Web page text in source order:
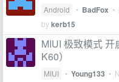
Android • BadFox •
bykerb15
MIUI 极致模式
K60）
MIUI • Young133 •